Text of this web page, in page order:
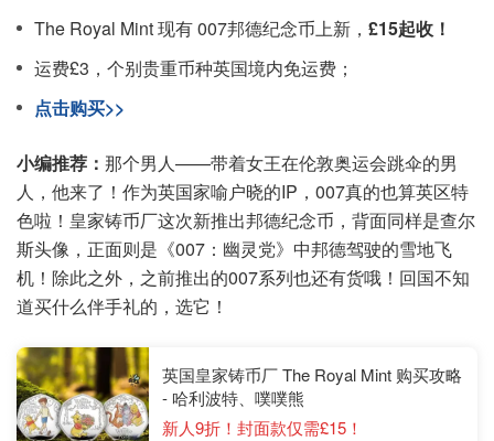
The Royal Mint 现有 007邦德纪念币上新， £15起收！
运费£3，个别贵重币种英国境内免运费；
点击购买>>
小编推荐： 那个男人——带着女王在伦敦奥运会跳伞的男
人，他来了！作为英国家喻户晓的IP，007真的也算英区特
色啦！皇家铸币厂这次新推出邦德纪念币，背面同样是查尔
斯头像，正面则是《007：幽灵党》中邦德驾驶的雪地飞
机！除此之外，之前推出的007系列也还有货哦！回国不知
道买什么伴手礼的，选它！
英国皇家铸币厂 The Royal Mint 购买攻略
- 哈利波特、噗噗熊
新人9折！封面款仅需£15！